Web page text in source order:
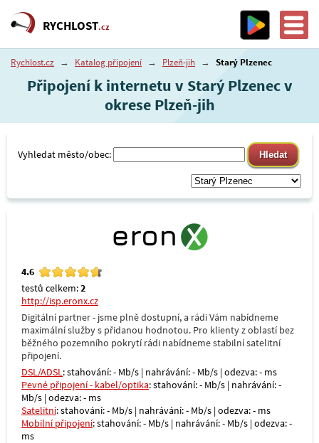
RYCHLOST.cz
Rychlost.cz → Katalog připojení → Plzeň-jih → Starý Plzenec
Připojení k internetu v Starý Plzenec v
okrese Plzeň-jih
Vyhledat město/obec:
4.6
testů celkem:2
http://isp.eronx.cz
Digitální partner - jsme plně dostupní, a rádi Vám nabídneme
maximální služby s přidanou hodnotou. Pro klienty z oblastí bez
běžného pozemního pokrytí rádi nabídneme stabilní satelitní
připojení.
DSL/ADSL: stahování: - Mb/s | nahrávání: - Mb/s | odezva: - ms
Pevné připojení - kabel/optika: stahování: - Mb/s | nahrávání: -
Mb/s | odezva: - ms
Satelitní: stahování: - Mb/s | nahrávání: - Mb/s | odezva: - ms
Mobilní připojení: stahování: - Mb/s | nahrávání: - Mb/s | odezva: -
ms